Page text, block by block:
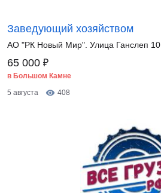
Заведующий хозяйством
АО "РК Новый Мир". Улица Ганслеп 10
65 000 ₽
в Большом Камне
5 августа
408